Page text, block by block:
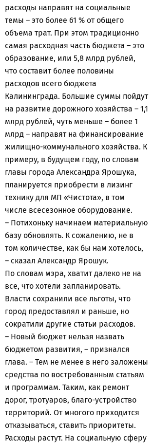
расходы направят на социальные
темы – это более 61 % от общего
объема трат. При этом традиционно
самая расходная часть бюджета – это
образование, или 5,8 млрд рублей,
что составит более половины
расходов всего бюджета
Калининграда. Большие суммы пойдут
на развитие дорожного хозяйства – 1,1
млрд рублей, чуть меньше – более 1
млрд – направят на финансирование
жилищно-коммунального хозяйства. К
примеру, в будущем году, по словам
главы города Александра Ярошука,
планируется приобрести в лизинг
технику для МП «Чистота», в том
числе всесезонное оборудование.
– Потихоньку начинаем материальную
базу обновлять. К сожалению, не в
том количестве, как бы нам хотелось,
– сказал Александр Ярошук.
По словам мэра, хватит далеко не на
все, что хотели запланировать.
Власти сохранили все льготы, что
город предоставлял и раньше, но
сократили другие статьи расходов.
– Новый бюджет нельзя назвать
бюджетом развития, – признался
глава. – Тем не менее в него заложены
средства по востребованным статьям
и программам. Таким, как ремонт
дорог, тротуаров, благо-устройство
территорий. От многого приходится
отказываться, ставить приоритеты.
Расходы растут. На социальную сферу